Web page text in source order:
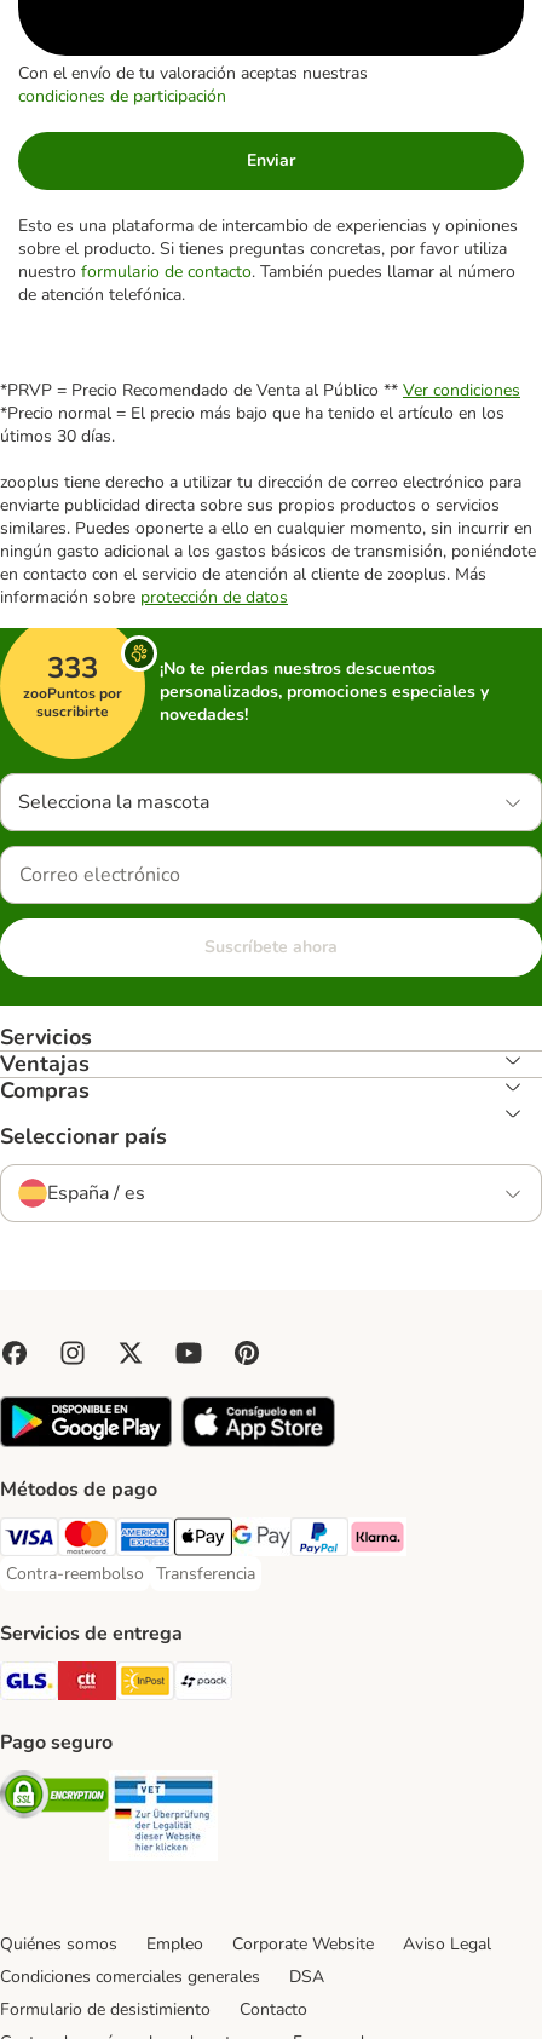
Con el envío de tu valoración aceptas nuestras
condiciones de participación
Enviar
Esto es una plataforma de intercambio de experiencias y opiniones
sobre el producto. Si tienes preguntas concretas, por favor utiliza
nuestro formulario de contacto. También puedes llamar al número
de atención telefónica.
*PRVP = Precio Recomendado de Venta al Público ** Ver condiciones
*Precio normal = El precio más bajo que ha tenido el artículo en los
útimos 30 días.
zooplus tiene derecho a utilizar tu dirección de correo electrónico para
enviarte publicidad directa sobre sus propios productos o servicios
similares. Puedes oponerte a ello en cualquier momento, sin incurrir en
ningún gasto adicional a los gastos básicos de transmisión, poniéndote
en contacto con el servicio de atención al cliente de zooplus. Más
información sobre protección de datos
333
zooPuntos por
suscribirte
¡No te pierdas nuestros descuentos
personalizados, promociones especiales y
novedades!
Selecciona la mascota
Suscríbete ahora
Servicios
Ventajas
Compras
Seleccionar país
España / es
Métodos de pago
Visa Payment Method
Mastercard Payment Method
American Express Payment Method
Apple Pay Payment Method
Google Pay Payment Method
PayPal Payment Method
Klarna Payment Method
Contra-reembolso
Contra-reembolso Payment Method
Transferencia
Transferencia Payment Method
Servicios de entrega
GLS Shipping Method
CTTExpress Shipping Method
InPost Shipping Method
Pago seguro
Security
Quiénes somos Empleo Corporate Website
Aviso Legal
Condiciones comerciales generales
DSA
Formulario de desistimiento
Contacto